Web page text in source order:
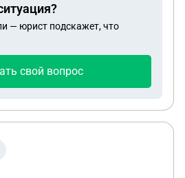
— юрист подскажет, что
свой вопрос